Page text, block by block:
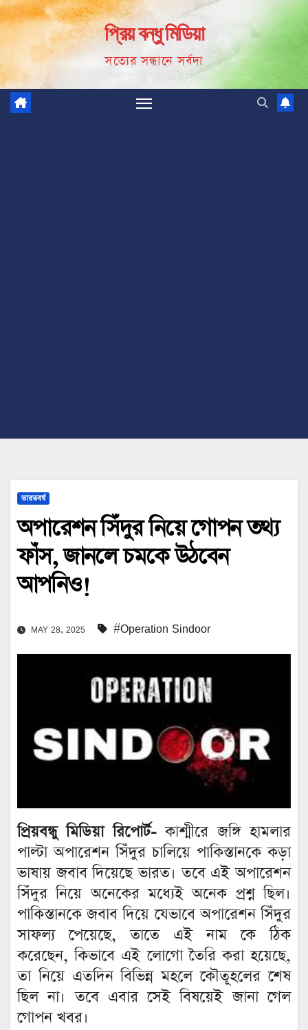
Skip
to
content
প্রিয় বন্ধু মিডিয়া
সত্যের সন্ধানে সর্বদা
ভারতবর্ষ
অপারেশন সিঁদুর নিয়ে গোপন তথ্য
ফাঁস, জানলে চমকে উঠবেন
আপনিও!
MAY 28, 2025 #Operation Sindoor
প্রিয়বন্ধু মিডিয়া রিপোর্ট-কাশ্মীরে জঙ্গি হামলার
পাল্টা অপারেশন সিঁদুর চালিয়ে পাকিস্তানকে কড়া
ভাষায় জবাব দিয়েছে ভারত। তবে এই অপারেশন
সিঁদুর নিয়ে অনেকের মধ্যেই অনেক প্রশ্ন ছিল।
পাকিস্তানকে জবাব দিয়ে যেভাবে অপারেশন সিঁদুর
সাফল্য পেয়েছে, তাতে এই নাম কে ঠিক
করেছেন, কিভাবে এই লোগো তৈরি করা হয়েছে,
তা নিয়ে এতদিন বিভিন্ন মহলে কৌতূহলের শেষ
ছিল না। তবে এবার সেই বিষয়েই জানা গেল
গোপন খবর।